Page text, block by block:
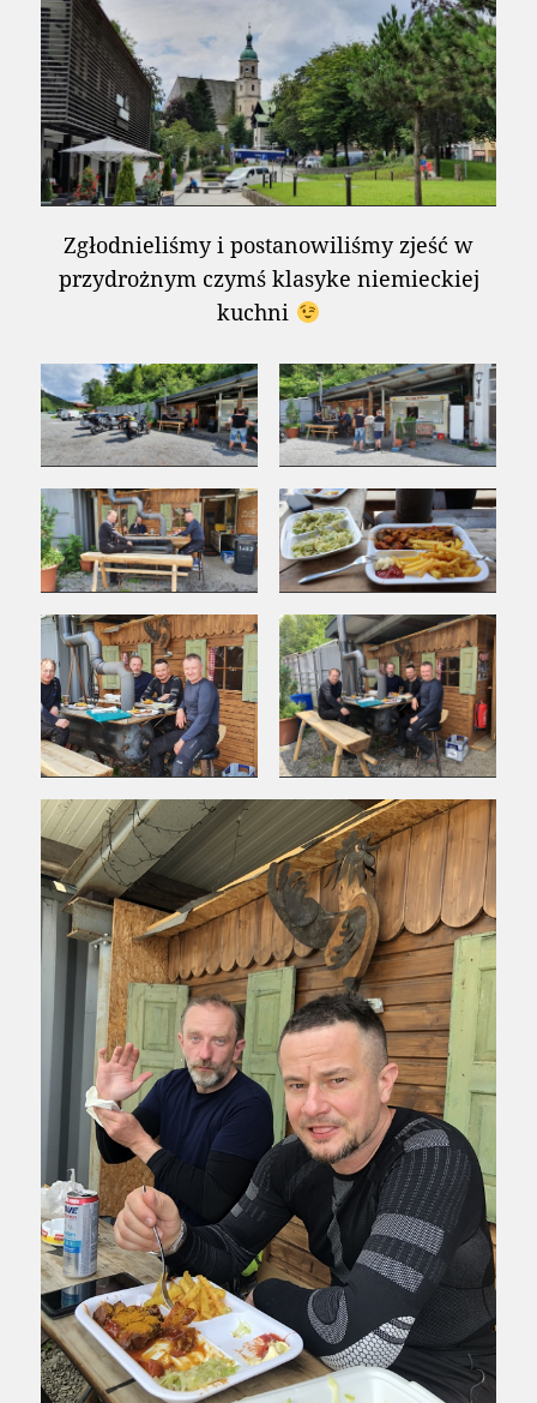
Zgłodnieliśmy i postanowiliśmy zjeść w
przydrożnym czymś klasyke niemieckiej
kuchni